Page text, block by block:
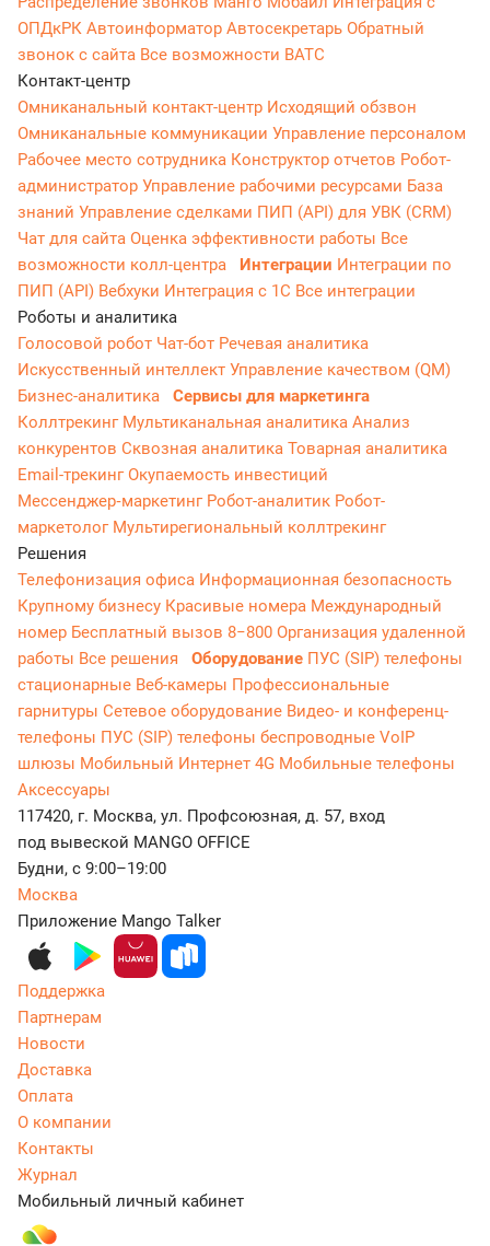
ОПДкРК Автоинформатор Автосекретарь Обратный
звонок с сайта Все возможности ВАТС
Контакт-центр
Омниканальный контакт-центр Исходящий обзвон
Омниканальные коммуникации Управление персоналом
Рабочее место сотрудника Конструктор отчетов Робот-
администратор Управление рабочими ресурсами База
знаний Управление сделками ПИП (API) для УВК (CRM)
Чат для сайта Оценка эффективности работы Все
возможности колл-центра
Интеграции Интеграции по
ПИП (API) Вебхуки Интеграция с 1С Все интеграции
Роботы и аналитика
Голосовой робот Чат-бот Речевая аналитика
Искусственный интеллект Управление качеством (QM)
Бизнес-аналитика
Сервисы для маркетинга
Коллтрекинг Мультиканальная аналитика Анализ
конкурентов Сквозная аналитика Товарная аналитика
Email-трекингОкупаемость инвестиций
Мессенджер‑маркетинг Робот-аналитик Робот-
маркетолог Мультирегиональный коллтрекинг
Решения
Телефонизация офиса Информационная безопасность
Крупному бизнесу Красивые номера Международный
номер Бесплатный вызов 8−800 Организация удаленной
работы Все решения Оборудование ПУС (SIP) телефоны
стационарные Веб-камеры Профессиональные
гарнитуры Сетевое оборудование Видео- и конференц-
телефоны ПУС (SIP) телефоны беспроводные VoIP
шлюзы Мобильный Интернет 4G Мобильные телефоны
Аксессуары
117420, г. Москва, ул. Профсоюзная, д. 57, вход
под вывеской MANGO OFFICE
Будни, с 9:00–19:00
Москва
Приложение Mango Talker
Поддержка
Партнерам
Новости
Доставка
Оплата
О компании
Контакты
Журнал
Мобильный личный кабинет